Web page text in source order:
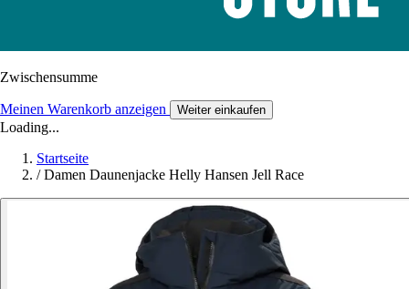
Zwischensumme
Meinen Warenkorb anzeigen Weiter einkaufen
Loading...
Startseite
/ Damen Daunenjacke Helly Hansen Jell Race